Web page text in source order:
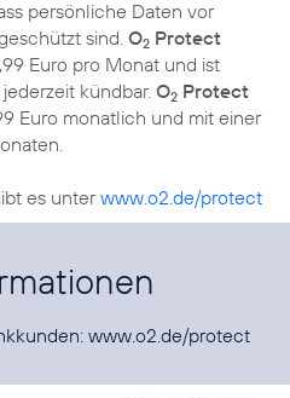
persönliche Daten vor
sind. O2 Protect
Euro pro Monat und ist
kündbar. O2 Protect
Euro monatlich und mit einer
es unterwww.o2.de/protect
www.o2.de/protect